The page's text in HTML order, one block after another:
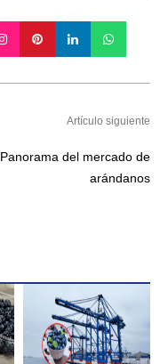
Artículo siguiente
Panorama del mercado de
arándanos